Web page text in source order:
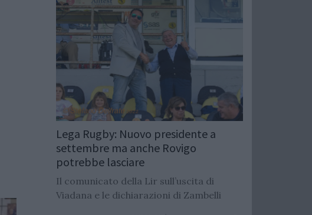
Lega Rugby: Nuovo presidente a
settembre ma anche Rovigo
potrebbe lasciare
Il comunicato della Lir sull’uscita di
Viadana e le dichiarazioni di Zambelli